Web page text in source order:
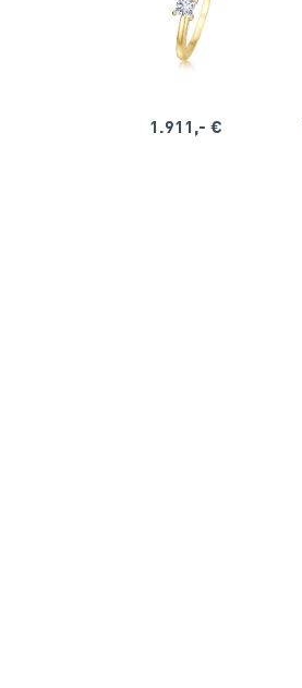
1.911,- €